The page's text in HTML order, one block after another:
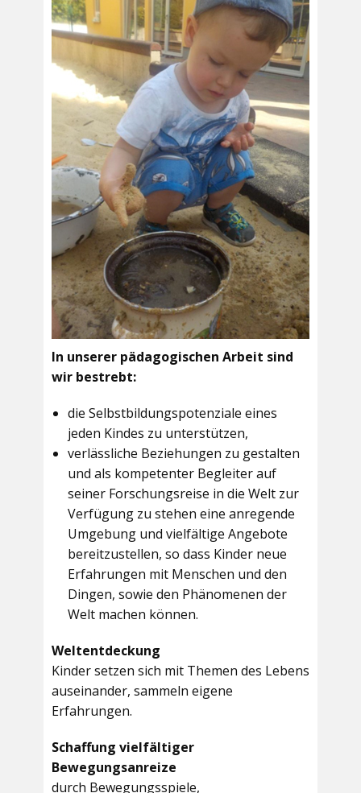
In unserer pädagogischen Arbeit sind
wir bestrebt:
die Selbstbildungspotenziale eines
jeden Kindes zu unterstützen,
verlässliche Beziehungen zu gestalten
und als kompetenter Begleiter auf
seiner Forschungsreise in die Welt zur
Verfügung zu stehen eine anregende
Umgebung und vielfältige Angebote
bereitzustellen, so dass Kinder neue
Erfahrungen mit Menschen und den
Dingen, sowie den Phänomenen der
Welt machen können.
Weltentdeckung
Kinder setzen sich mit Themen des Lebens
auseinander, sammeln eigene
Erfahrungen.
Schaffung vielfältiger
Bewegungsanreize
durch Bewegungsspiele,